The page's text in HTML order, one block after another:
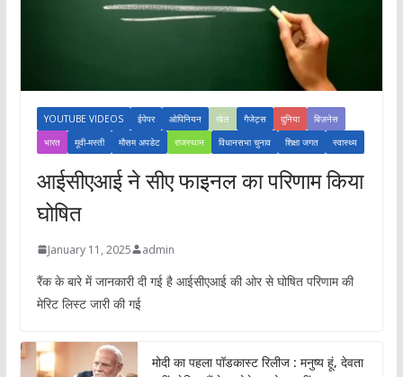
YOUTUBE VIDEOS ईपेपर ओपिनियन खेल गैजेट्स दुनिया
बिज़नेस
भारत
मूवी-मस्ती मौसम अपडेट राजस्थान विधानसभा चुनाव शिक्षा जगत स्वास्थ्य
आईसीएआई ने सीए फाइनल का परिणाम किया
घोषित
January 11, 2025 admin
रैंक के बारे में जानकारी दी गई है आईसीएआई की ओर से घोषित परिणाम की
मेरिट लिस्ट जारी की गई
मोदी का पहला पॉडकास्ट रिलीज : मनुष्य हूं, देवता